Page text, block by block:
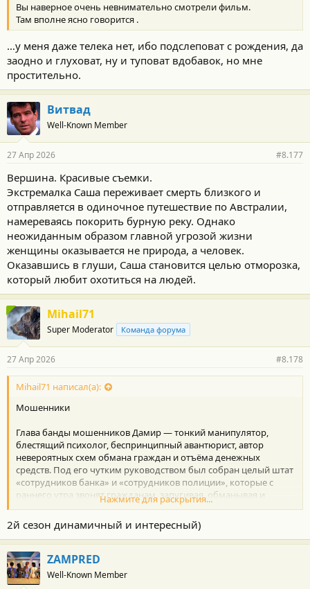
Вы наверное очень невнимательно смотрели фильм.
Там вполне ясно говорится .
…у меня даже телека нет, ибо подслеповат с рождения, да
заодно и глуховат, ну и туповат вдобавок, но мне
простительно.
Витвад
Well-Known Member
27 Апр 2026 #8.177
Вершина. Красивые съемки.
Экстремалка Саша переживает смерть близкого и
отправляется в одиночное путешествие по Австралии,
намереваясь покорить бурную реку. Однако
неожиданным образом главной угрозой жизни
женщины оказывается не природа, а человек.
Оказавшись в глуши, Саша становится целью отморозка,
который любит охотиться на людей.
Mihail71
Super Moderator Команда форума
27 Апр 2026 #8.178
Mihail71 написал(а):
Мошенники
Глава банды мошенников Дамир — тонкий манипулятор,
блестящий психолог, беспринципный авантюрист, автор
невероятных схем обмана граждан и отъёма денежных
средств. Под его чутким руководством был собран целый штат
«сотрудников банка» и «сотрудников полиции», которые с
раннего утра звонят гражданам, запугивая, обманывая и
вымогая.
По убедительному совету нашего румынского друга из ТГ
посмотрел этот казахский сериал)
Своеобразно, познавательно, но очень затянут конец 1го
сезона
А есть и 2й сезон)
Нажмите для раскрытия...
2й сезон динамичный и интересный)
ZAMPRED
Well-Known Member